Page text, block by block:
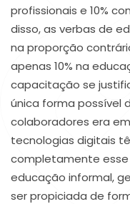
profissionais e 10%
disso, as verbas de
na proporção
apenas 10% na
capacitação se
única forma possível
colaboradores era
tecnologias digitais
completamente esse
educação informal,
ser propiciada de